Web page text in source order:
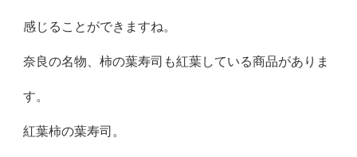
感じることができますね。
奈良の名物、柿の葉寿司も紅葉している商品がありま
す。
紅葉柿の葉寿司。